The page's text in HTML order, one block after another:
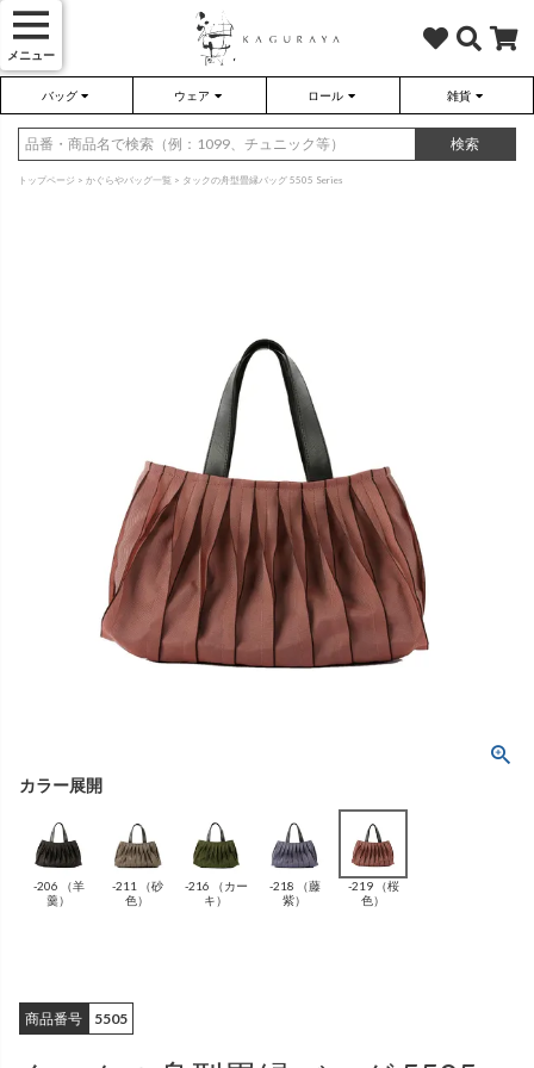
メニュー
バッグ
かぐらやバッグ
ショルダーバッグ ポーチ・小物
かぐらやバッグ一覧
ウェア
かぐらやウェア
ワンピース チュニック
ブラウス カラーブラウス
ロール
かぐらやロール
ふんわりあたたか （無地）
（綿56%、アクリル24%、
ナイロン16%、
ポリウレタン4%）
ふんわりあたたか
（ボーダー）
（綿56%、アクリル24%、
ナイロン16%、ポリウレタン4%）
（無地）
（レーヨン76％、ポリエステル18％、
シルク4％、 ポリウレタン2%）
絹プラス
（レーヨン76%、ポリエステル18%、
シルク4%ポリウレタン2%）
雑貨
雑貨
ソックス・タイツ・ストッキ
ング
インテリア雑貨
雑貨一覧
検索
トップページ かぐらやバッグ一覧 タックの舟型畳縁バッグ 5505 Series
-206 （羊
羹）
-211 （砂
色）
-216 （カー
キ）
-218 （藤
紫）
-219 （桜
色）
商品番号 5505